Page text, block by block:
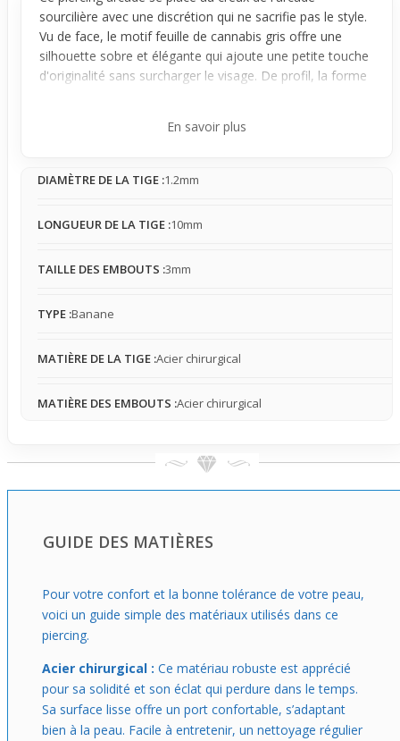
sourcilière avec une discrétion qui ne sacrifie pas le style.
Vu de face, le motif feuille de cannabis gris offre une
silhouette sobre et élégante qui ajoute une petite touche
d'originalité sans surcharger le visage. De profil, la forme
qui veulent rester discrets tout en affichant un caractère
Réalisé en acier chirurgical, ce bijou se fixe avec une tige
grâce à son embout boule de 3 mm. Le
vigilant en cas d’activités physiques. Son design
tout en apportant un petit détail visible mais pas tape-à-
Ce piercing est idéal pour une utilisation au quotidien,
touche personnelle discrète. Il s’adapte parfaitement à un
parfait pour ceux qui veulent un piercingarcadefacile à
En savoir plus
DIAMÈTRE DE LA TIGE :1.2mm
LONGUEUR DE LA TIGE :10mm
TAILLE DES EMBOUTS :3mm
TYPE :Banane
MATIÈRE DE LA TIGE :Acier chirurgical
MATIÈRE DES EMBOUTS :Acier chirurgical
GUIDE DES MATIÈRES
Pour votre confort et la bonne tolérance de votre peau,
voici un guide simple des matériaux utilisés dans ce
piercing.
Acier chirurgical : Ce matériau robuste est apprécié
pour sa solidité et son éclat qui perdure dans le temps.
Sa surface lisse offre un port confortable, s’adaptant
bien à la peau. Facile à entretenir, un nettoyage régulier